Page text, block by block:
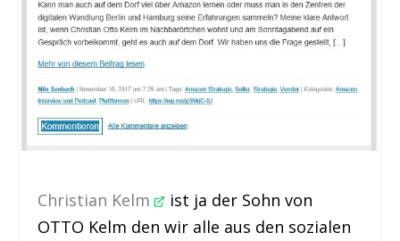
Christian Kelm
ist ja der Sohn von
OTTO Kelm den wir alle aus den sozialen